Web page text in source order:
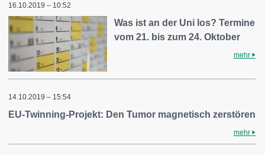
16.10.2019 – 10:52
Was ist an der Uni los? Termine
vom 21. bis zum 24. Oktober
mehr
14.10.2019 – 15:54
EU-Twinning-Projekt: Den Tumor magnetisch zerstören
mehr